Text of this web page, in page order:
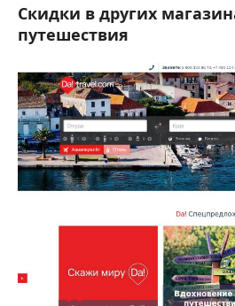
Скидки в других
путешествия